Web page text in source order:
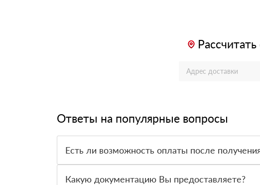
Ответы на популярные вопросы
Есть ли возможность оплаты после
вправе от него отказаться.
Какую документацию Вы предоставляете?